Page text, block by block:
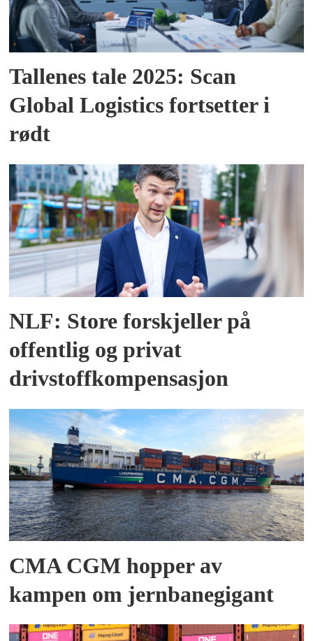
Tallenes tale 2025: Scan
Global Logistics fortsetter i
rødt
NLF: Store forskjeller på
offentlig og privat
drivstoffkompensasjon
CMA CGM hopper av
kampen om jernbanegigant